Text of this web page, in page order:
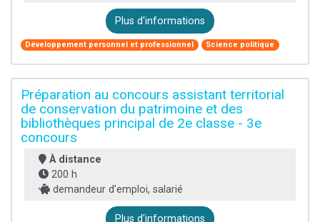
Plus d'informations
Développement personnel et professionnel Science politique
Préparation au concours assistant territorial
de conservation du patrimoine et des
bibliothèques principal de 2e classe - 3e
concours
À distance
200 h
demandeur d’emploi, salarié
Plus d'informations